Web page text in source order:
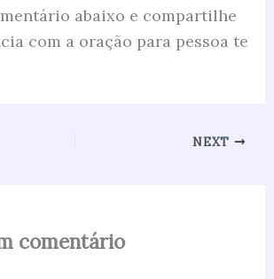
abaixo e compartilhe
com a oração para pessoa te
NEXT
comentário